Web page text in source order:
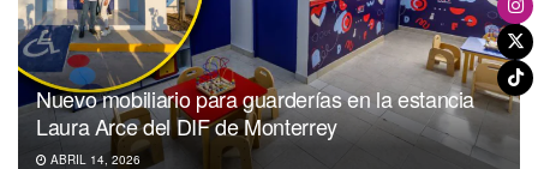
Nuevo mobiliario para guarderías en la estancia
Laura Arce del DIF de Monterrey
ABRIL 14, 2026